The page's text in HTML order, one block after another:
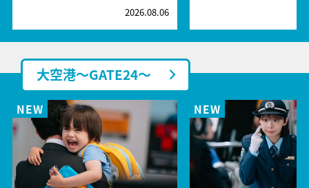
2026.08.06
大空港～GATE24～